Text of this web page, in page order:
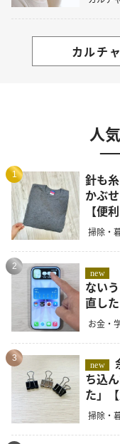
カルチ
人
1
針も
かぶ
【便
掃除・
2
new
ない
直し
お金・
3
new
余った「ダブルクリップ」を車に持
ち込
た」
掃除・